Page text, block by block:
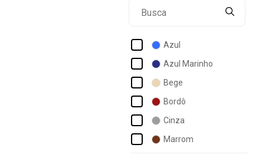
Actvitta
Azul
Azul Marinho
Bege
Bordô
Cinza
Marrom